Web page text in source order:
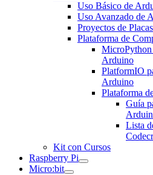
Uso Básico de
Uso Avanzado de
Proyectos de
Plataforma de
MicroPython
Arduino
PlatformIO
Arduino
Plataforma
Guía
Lista
Kit con Cursos
Raspberry Pi
Micro:bit